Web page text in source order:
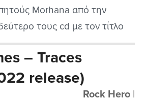
Morhana από την
τους cd με τον τίτλο
νωρίτερα φέτος.
πολύ ενδιαφέρον μείγμα
με συνδυασμό
φωνητικών με...
– Traces
release)
Rock Hero|